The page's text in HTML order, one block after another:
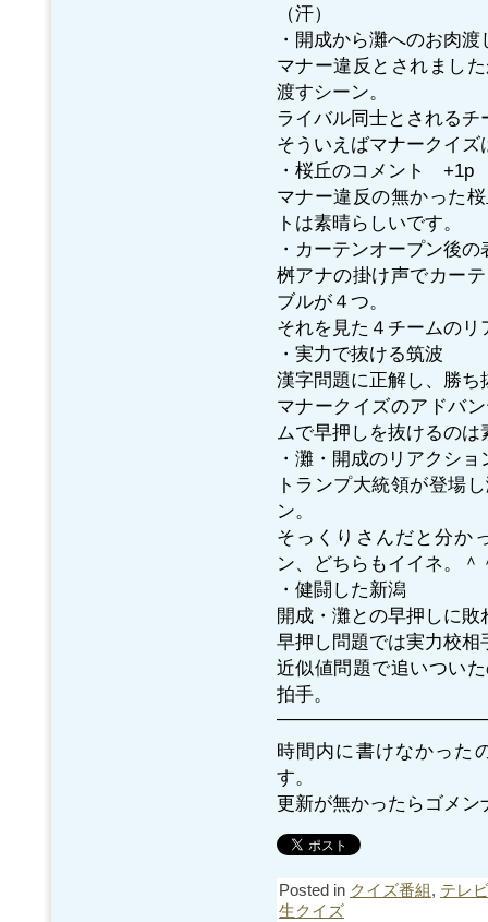
（汗）
・開成から灘へのお肉渡
マナー違反とされまし
渡すシーン。
ライバル同士とされる
そういえばマナークイ
・桜丘のコメント +1p
マナー違反の無かった
トは素晴らしいです。
・カーテンオープン後
桝アナの掛け声でカー
ブルが４つ。
それを見た４チームの
・実力で抜ける筑波
漢字問題に正解し、勝ち
マナークイズのアドバ
ムで早押しを抜けるのは
・灘・開成のリアクシ
トランプ大統領が登場
ン。
そっくりさんだと分か
ン、どちらもイイネ。＾
・健闘した新潟
開成・灘との早押しに敗
早押し問題では実力校
近似値問題で追いつい
拍手。
時間内に書けなかった
す。
更新が無かったらゴメン
Posted in クイズ番組 , テレ
生クイズ